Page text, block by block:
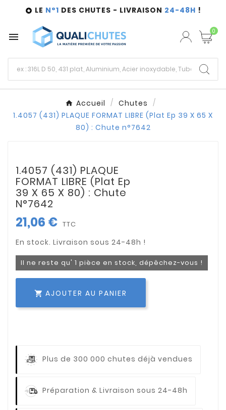
 LE N°1 DES CHUTES - LIVRAISON 24-48H !
 0
Accueil
Chutes
1.4057 (431) PLAQUE FORMAT LIBRE (Plat Ep 39 X 65 X
80) : Chute n°7642
1.4057 (431) PLAQUE
FORMAT LIBRE (Plat Ep
39 X 65 X 80) : Chute
N°7642
21,06 € TTC
Il ne reste qu' 1 pièce en stock, dépêchez-vous !
 AJOUTER AU PANIER
Plus de 300 000 chutes déjà vendues
Préparation & Livraison sous 24-48h